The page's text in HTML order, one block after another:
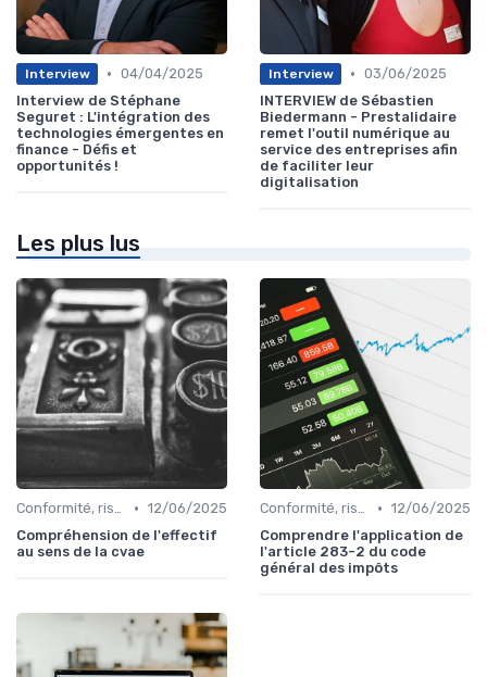
Interview • 04/04/2025
Interview de Stéphane
Seguret : L'intégration des
technologies émergentes en
finance - Défis et
opportunités !
Interview • 03/06/2025
INTERVIEW de Sébastien
Biedermann - Prestalidaire
remet l'outil numérique au
service des entreprises afin
de faciliter leur
digitalisation
Les plus lus
Conformité, risques & réglementation • 12/06/2025
Compréhension de l'effectif
au sens de la cvae
Conformité, risques & réglementation • 12/06/2025
Comprendre l'application de
l'article 283-2 du code
général des impôts